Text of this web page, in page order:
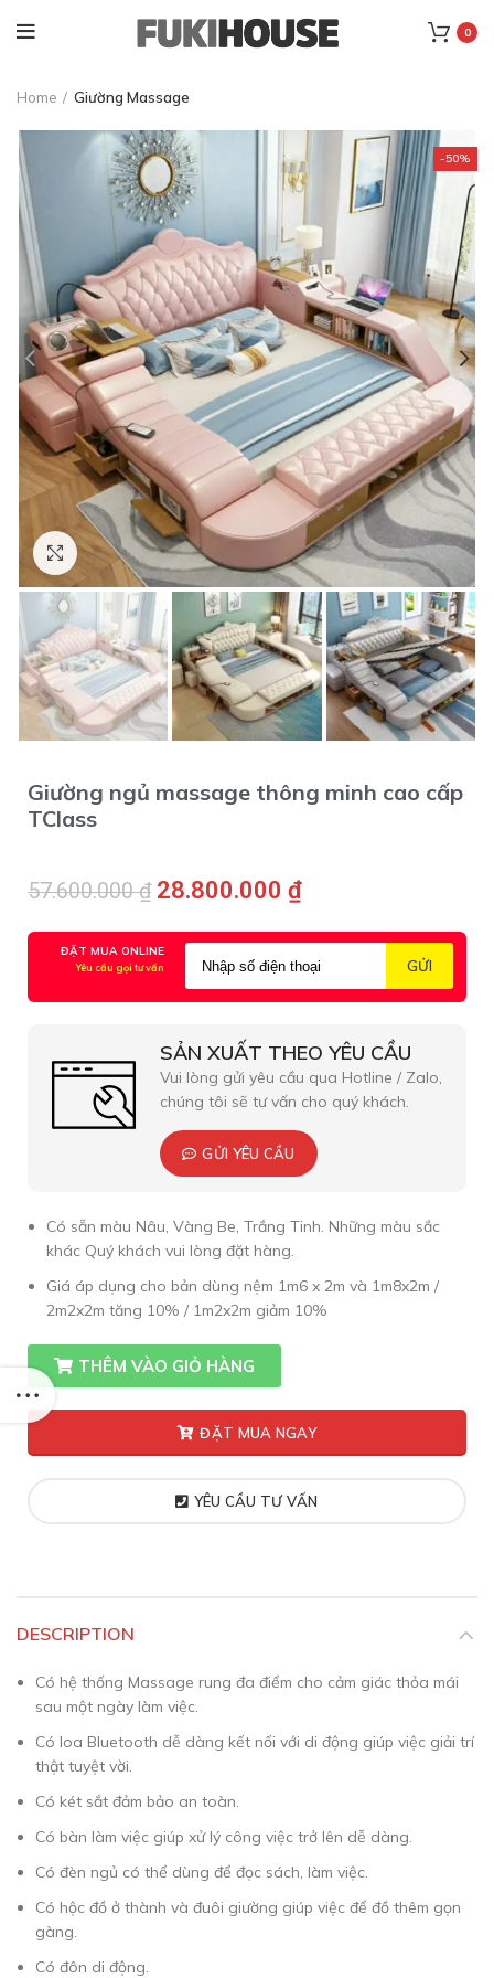
0
Home Giường Massage
-50%
Click to enlarge
Giường ngủ massage thông minh cao cấp
TClass
57.600.000₫ 28.800.000 ₫
ĐẶT MUA ONLINE
Yêu cầu gọi tư vấn
SẢN XUẤT THEO YÊU CẦU
Vui lòng gửi yêu cầu qua Hotline / Zalo,
chúng tôi sẽ tư vấn cho quý khách.
GỬI YÊU CẦU
Có sẵn màu Nâu, Vàng Be, Trắng Tinh. Những màu sắc
khác Quý khách vui lòng đặt hàng.
Giá áp dụng cho bản dùng nệm 1m6 x 2m và 1m8x2m /
2m2x2m tăng 10% / 1m2x2m giảm 10%
THÊM VÀO GIỎ HÀNG
ĐẶT MUA NGAY
YÊU CẦU TƯ VẤN
DESCRIPTION
Có hệ thống Massage rung đa điểm cho cảm giác thỏa mái
sau một ngày làm việc.
Có loa Bluetooth dễ dàng kết nối với di động giúp việc giải trí
thật tuyệt vời.
Có két sắt đảm bảo an toàn.
Có bàn làm việc giúp xử lý công việc trở lên dễ dàng.
Có đèn ngủ có thể dùng để đọc sách, làm việc.
Có hộc đồ ở thành và đuôi giường giúp việc để đồ thêm gọn
gàng.
Có đôn di động.